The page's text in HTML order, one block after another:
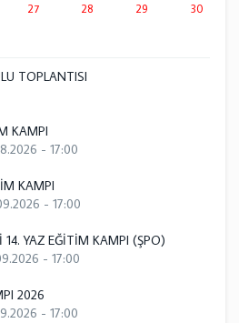
27 28 29
30
TOPLANTISI
KAMPI
- 17:00
KAMPI
- 17:00
14. YAZ EĞİTİM KAMPI (ŞPO)
- 17:00
2026
- 17:00